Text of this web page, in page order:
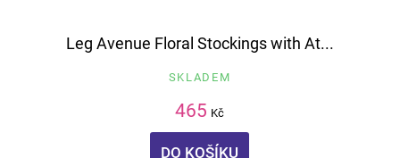
Leg Avenue Floral Stockings with At...
SKLADEM
465 Kč
DO KOŠÍKU